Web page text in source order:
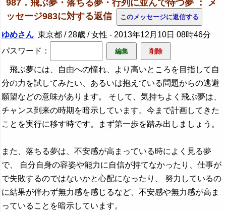
987．飛ぶ夢・落ちる夢・行列に並んで待つ夢 ： メ
ッセージ983に対する返信
ゆめさん 東京都 / 28歳 / 女性 - 2013年12月10日 08時46分
パスワード：
飛ぶ夢には、自由への憧れ、より高いところを目指して自
分の力を試してみたい、あるいは抱えている問題からの逃避
願望などの意味があります。 そして、気持ちよく飛ぶ夢は、
チャンス到来の時期を暗示しています。今まで計画してきた
ことを実行に移す時です。まず第一歩を踏み出しましょう。
また、落ちる夢は、不安感が高まっている時によく見る夢
で、 自分自身の容姿や能力に自信が持てなかったり、仕事が
で失敗するのではないかと心配になったり、 努力しているの
に結果が伴わず無力感を感じるなど、不安感や無力感が高ま
っていることを暗示しています。